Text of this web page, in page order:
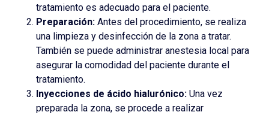
tratamiento es adecuado para el paciente.
Preparación: Antes del procedimiento, se realiza
una limpieza y desinfección de la zona a tratar.
También se puede administrar anestesia local para
asegurar la comodidad del paciente durante el
tratamiento.
Inyecciones de ácido hialurónico: Una vez
preparada la zona, se procede a realizar